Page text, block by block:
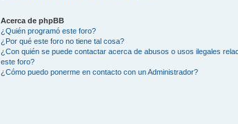
Acerca de phpBB
¿Quién programó este foro?
¿Por qué este foro no tiene tal cosa?
¿Con quién se puede contactar acerca de abusos o usos ilegales
este foro?
¿Cómo puedo ponerme en contacto con un Administrador?